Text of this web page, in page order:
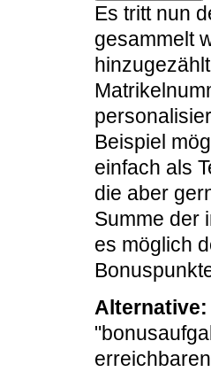
Es tritt nun
gesammelt
Beispiel
einfach als
die aber
Summe der
es möglich
Alternative: